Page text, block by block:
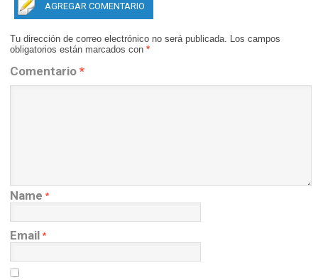
AGREGAR COMENTARIO
Tu dirección de correo electrónico no será publicada. Los campos
obligatorios están marcados con *
Comentario *
Name *
Email *